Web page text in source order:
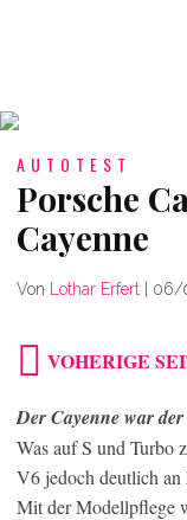
AUTOTEST
Porsche
Cayenne
Von Lothar Erfert 06/
VOHERIGE
Der Cayenne war
Was auf S und Turbo
V6 jedoch deutlich an
Mit der Modellpflege